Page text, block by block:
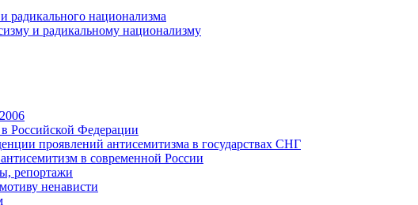
радикального национализма
и радикальному национализму
Российской Федерации
проявлений антисемитизма в государствах СНГ
в современной России
репортажи
ненависти